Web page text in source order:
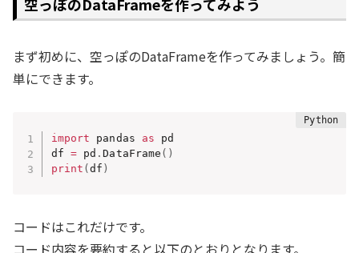
空っぽのDataFrameを作ってみよう
まず初めに、空っぽのDataFrameを作ってみましょう。簡
単にできます。
import pandas as pd
df = pd .DataFrame ( )
print (df )
コードはこれだけです。
コード内容を要約すると以下のとおりとなります。